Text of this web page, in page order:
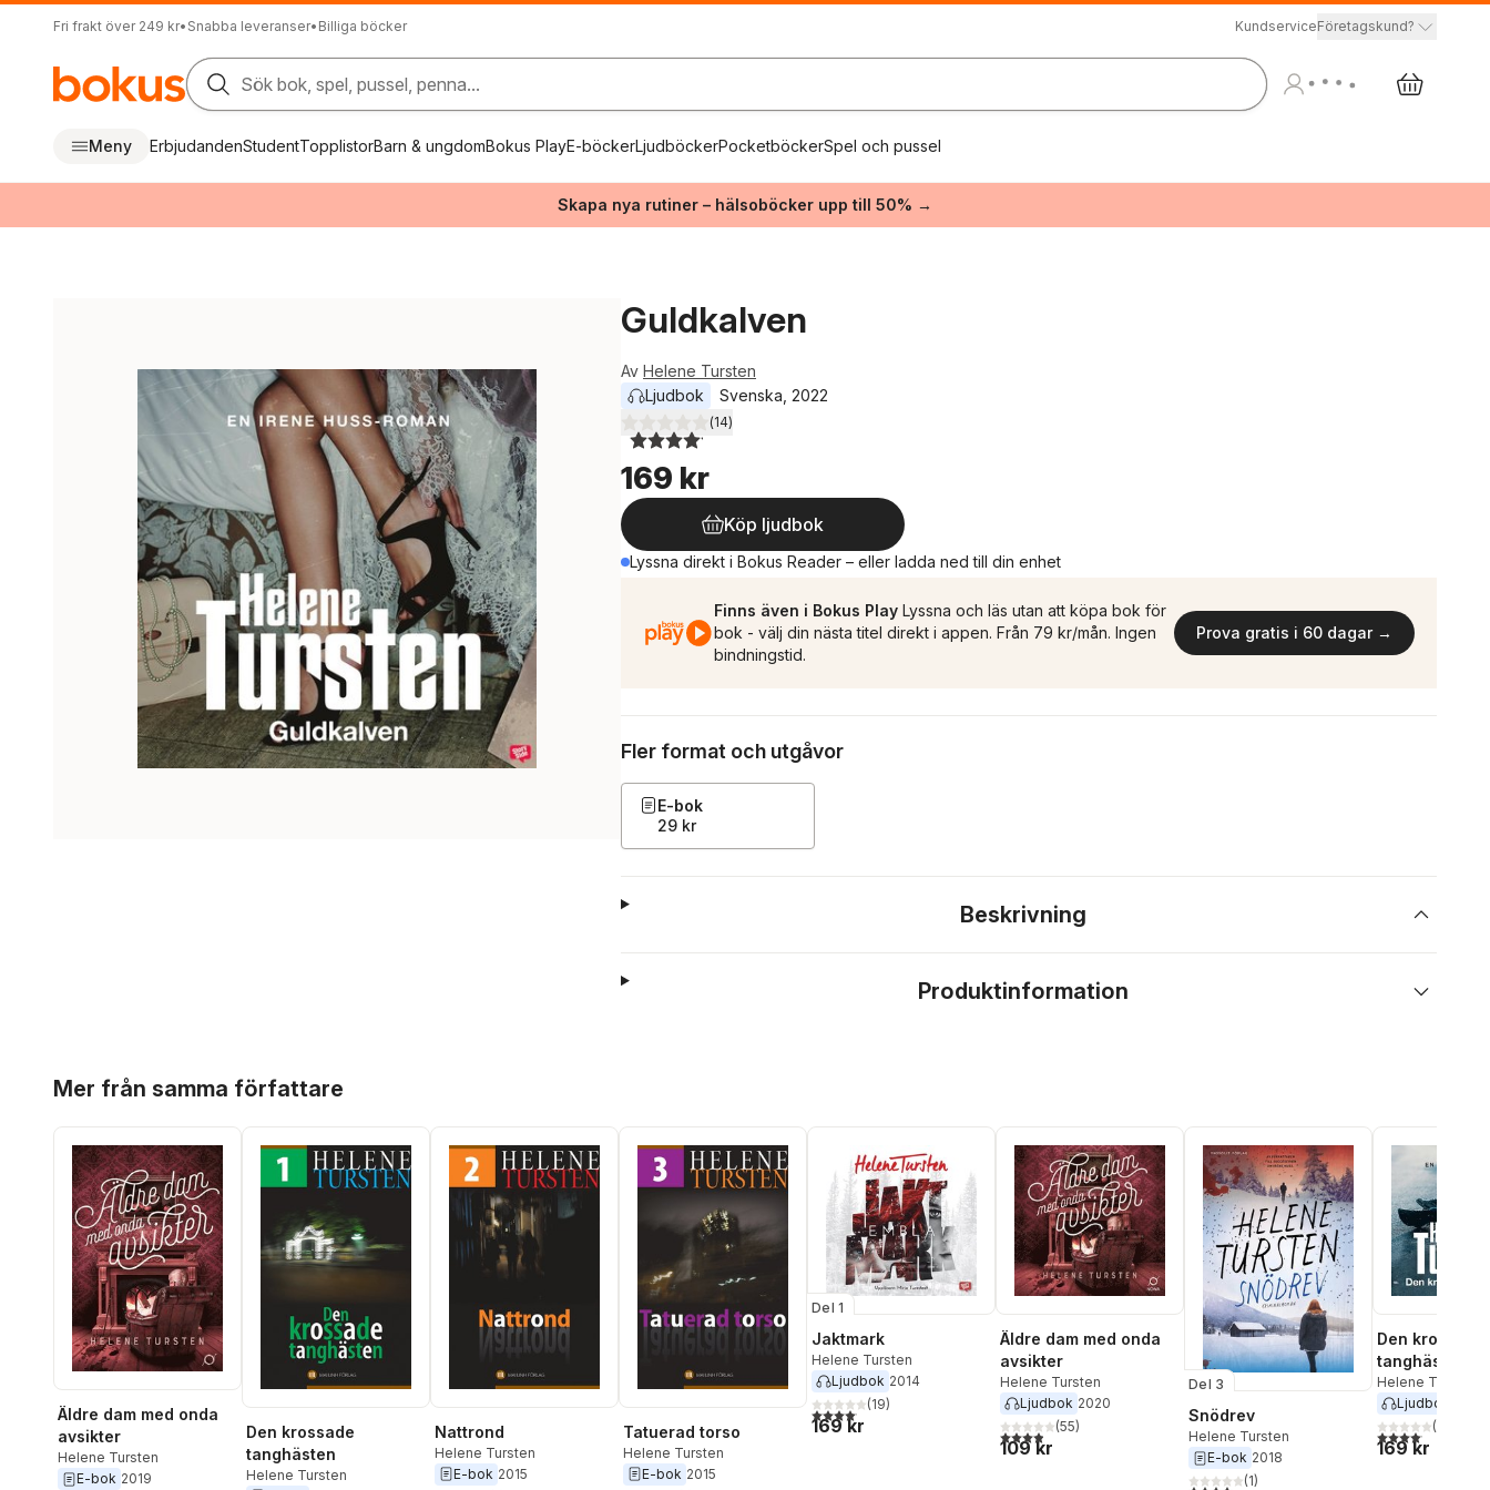
Fri frakt över 249 kr• Snabba leveranser• Billiga böcker KundserviceFöretagskund?
Sök bok, spel, pussel, penna...
Meny ErbjudandenStudentTopplistorBarn & ungdomBokus PlayE-böckerLjudböckerPocketböckerSpel och pussel
Skapa nya rutiner – hälsoböcker upp till 50% →
Guldkalven
Av Helene Tursten
Ljudbok
Svenska 2022
4,1utav 5 stjärnor. Totalt antal röster:
(14)
169 kr
Köp ljudbok
Lyssna direkt i Bokus Reader – eller ladda ned till din enhet
Finns även i Bokus Play Lyssna och läs utan att köpa bok för
bok - välj din nästa titel direkt i appen. Från 79 kr/mån. Ingen
bindningstid.
Prova gratis i 60 dagar →
Fler format och utgåvor
E-bok
29 kr
Beskrivning
Produktinformation
Mer från samma författare
Äldre dam med onda
avsikter
Helene Tursten
E-bok 2019
Den krossade
tanghästen
Helene Tursten
Nattrond
Helene Tursten
E-bok 2015
Tatuerad torso
Helene Tursten
E-bok 2015
Del 1
Jaktmark
Helene Tursten
Ljudbok 2014
4,1utav 5 stjärnor. Totalt antal röster:
(19)
169 kr
Äldre dam med onda
avsikter
Helene Tursten
Ljudbok 2020
3,9utav 5 stjärnor. Totalt antal röster:
(55)
109 kr
Del 3
Snödrev
Helene Tursten
E-bok 2018
(1)
Den krossade
tanghästen
Helene Tursten
Ljudbok
4,1utav 5(
169 kr